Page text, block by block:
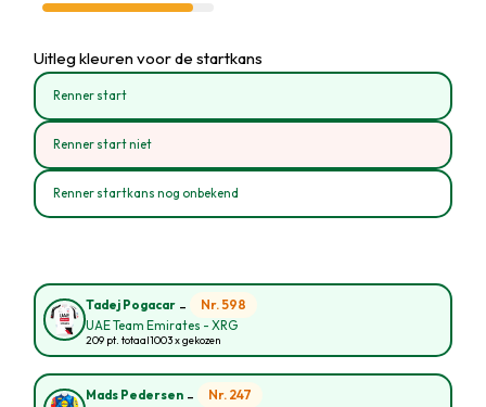
Uitleg kleuren voor de startkans
Renner start
Renner start niet
Renner startkans nog onbekend
Tadej Pogacar - Nr. 598
UAE Team Emirates - XRG
209 pt. totaal1003 x gekozen
Mads Pedersen - Nr. 247